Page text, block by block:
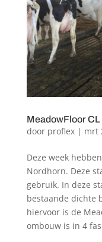
MeadowFloor
door proflex| mrt
Deze week
Nordhorn. Deze
gebruik. In deze
bestaande dichte
hiervoor is de
ombouw is in 4